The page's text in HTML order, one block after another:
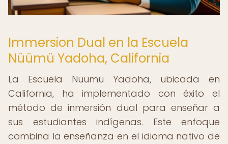
Immersion Dual en la Escuela
Nüümü Yadoha, California
La Escuela Nüümü Yadoha, ubicada en
California, ha implementado con éxito el
método de inmersión dual para enseñar a
sus estudiantes indígenas. Este enfoque
combina la enseñanza en el idioma nativo de